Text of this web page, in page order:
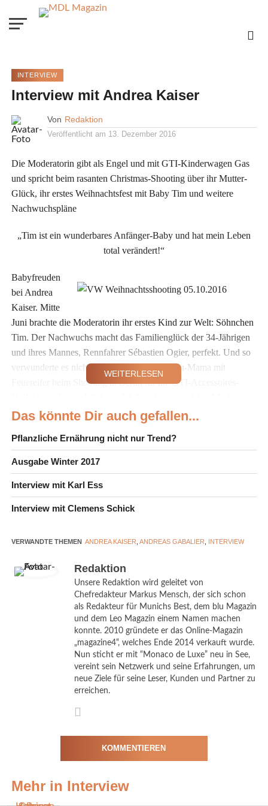
INTERVIEW
Interview mit Andrea Kaiser
Von Redaktion
Veröffentlicht am 13. Dezember 2016
Die Moderatorin gibt als Engel und mit GTI-Kinderwagen Gas
und spricht beim rasanten Christmas-Shooting über ihr Mutter-
Glück, ihr erstes Weihnachtsfest mit Baby Tim und weitere
Nachwuchspläne
„Tim ist ein wunderbares Anfänger-Baby und hat mein Leben
total verändert!“
Babyfreuden
bei Andrea
Kaiser. Mitte
Juni brachte die Moderatorin ihr erstes Kind zur Welt: Söhnchen
Tim. Der Nachwuchs macht das Familienglück der 34-Jährigen
und ihres Mannes, Rennfahrer Sébastien Ogier, perfekt. Und so
verwunderte es nicht, dass die glückliche Neu-Mama mit
Feuereifer beim Shooting in Berlin für die GTI-Accessoires-
kommt, mit dabei war. Als Engel verkleidet durfte sie mit dem
vom Schlips bis zum Koffer, präsentieren und den stylishen GTI-
Kinderwagen schieben. Das Baby im Wagen war übrigens nicht
ihr eigenes, sondern ein Model-Baby. Auf Baby Tim passte
unterdessen Papa Sébastien auf. Wir haben Andrea Kaiser dort
Wie fühlt sich das an?
Jeder, der mich kennt wird sich schlapplachen. Meine Mutter hat
immer schon gesagt, der Bengel würde besser zu mir passen als
der Engel. Ich bin ein großer Fan des schwarzen Humors, finde
den Kontrast aber wunderbar. Ich werde mir definitiv eine
Weihnachtskarte von den Fotos, die heute gemacht wurden,
anfertigen lassen. Dann haben meine Freunde etwas zu lachen.
Ich habe schon einmal als Engel im Ballett getanzt. Das ist aber
schon länger her, damals war ich etwa zwölf Jahre alt. Ich war
weder talentiert noch gut und habe mich somit ganz hinten in der
schon zu einem Engel geschafft. Es war für eine
Ballettaufführung im Bayerischen Hof in München.
Heute spielen Sie den Engel an der Seite von Andreas
WEITERLESEN
Das könnte Dir auch gefallen...
Pflanzliche Ernährung nicht nur Trend?
Ausgabe Winter 2017
Interview mit Karl Ess
Interview mit Clemens Schick
VERWANDTE THEMEN ANDREA KAISER ANDREAS GABALIER INTERVIEW
Redaktion
Unsere Redaktion wird geleitet von
Chefredakteur Markus Mensch, der sich schon
als Redakteur für Munichs Best, dem blu Magazin
und dem Leo Magazin einem Namen machen
konnte. 2010 gründete er das Online-Magazin
„magazine4“, welches Ende 2014 verkauft wurde.
Nun sticht er mit “Monaco de Luxe” neu in See,
vereint sein Netzwerk und seine Erfahrungen, um
neue Ziele für seine Leser, Kunden und Partner zu
erreichen.
KOMMENTIEREN
Mehr in Interview